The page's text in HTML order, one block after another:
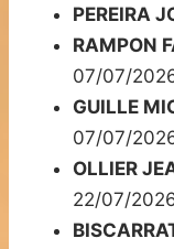
PEREIRA
RAMPON
07/07/
GUILLE
07/07/
OLLIER
22/07/